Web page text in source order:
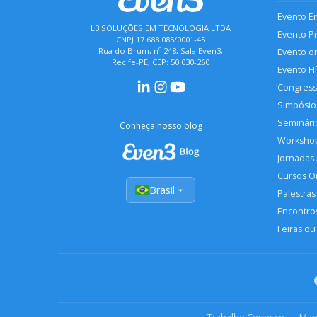
L3 SOLUÇÕES EM TECNOLOGIA LTDA
CNPJ 17.688.085/0001-45
Rua do Brum, nº 248, Sala Even3,
Recife-PE, CEP: 50.030-260
Conheça nosso blog
Brasil
Evento
Evento
Evento
Evento
Simpósio
Cursos
Palestras
Feiras